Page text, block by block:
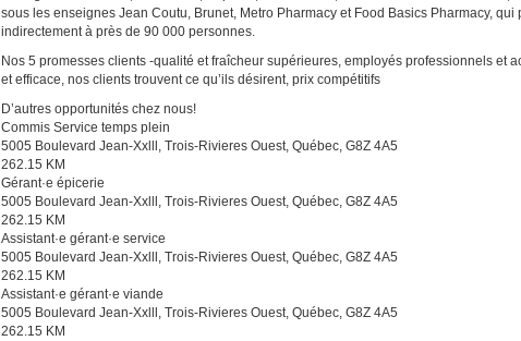
sous les enseignes Jean Coutu, Brunet, Metro Pharmacy et Food Basics Pharmacy, qui
indirectement à près de 90 000 personnes.
Nos 5 promesses clients -qualité et fraîcheur supérieures, employés professionnels et
et efficace, nos clients trouvent ce qu’ils désirent, prix compétitifs
D’autres opportunités chez nous!
Commis Service temps plein
5005 Boulevard Jean-Xxlll, Trois-Rivieres Ouest, Québec, G8Z 4A5
262.15 KM
Gérant·e épicerie
5005 Boulevard Jean-Xxlll, Trois-Rivieres Ouest, Québec, G8Z 4A5
262.15 KM
Assistant·e gérant·e service
5005 Boulevard Jean-Xxlll, Trois-Rivieres Ouest, Québec, G8Z 4A5
262.15 KM
Assistant·e gérant·e viande
5005 Boulevard Jean-Xxlll, Trois-Rivieres Ouest, Québec, G8Z 4A5
262.15 KM